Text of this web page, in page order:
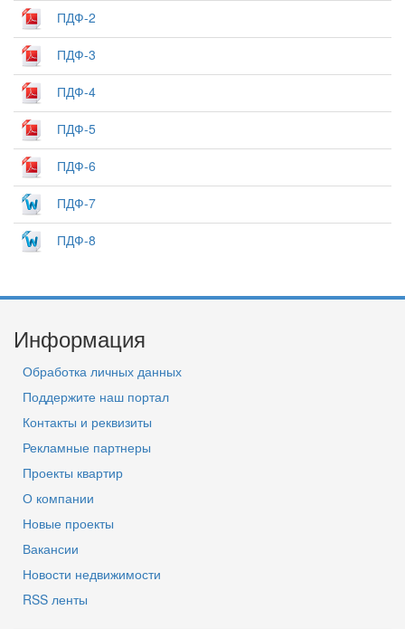
ПДФ-2
ПДФ-3
ПДФ-4
ПДФ-5
ПДФ-6
ПДФ-7
ПДФ-8
Информация
Обработка личных данных
Поддержите наш портал
Контакты и реквизиты
Рекламные партнеры
Проекты квартир
О компании
Новые проекты
Вакансии
Новости недвижимости
RSS ленты